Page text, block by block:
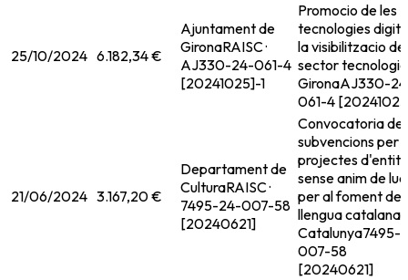
25/10/2024 6.182,34 €
Ajuntament de
GironaRAISC ·
AJ330-24-061-4
[20241025]-1
Promocio de les
tecnologies
la visibilitzacio del
sector
GironaAJ330-
061-4
21/06/2024 3.167,20 €
Departament de
CulturaRAISC ·
7495-24-007-58
[20240621]
Convocatoria de
subvencions per
projectes
sense anim de
per al foment de
llengua catalana
Catalunya7495-
007-58
[20240621]